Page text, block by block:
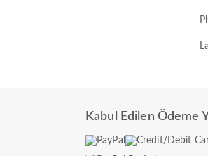
Kabul Edilen Ödeme